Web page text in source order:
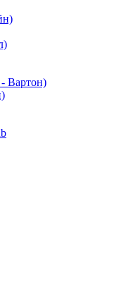
Вартон)